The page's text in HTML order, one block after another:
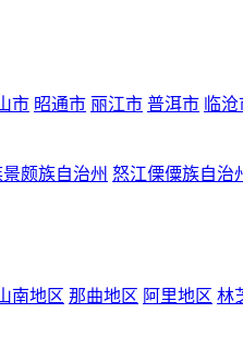
市 昭通市 丽江市 普洱市 临
颇族自治州 怒江傈僳族自治
南地区 那曲地区 阿里地区 林